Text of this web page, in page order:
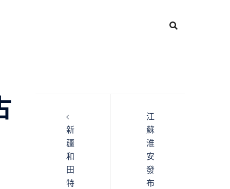
新
疆
和
田
特
江
蘇
淮
安
發
布